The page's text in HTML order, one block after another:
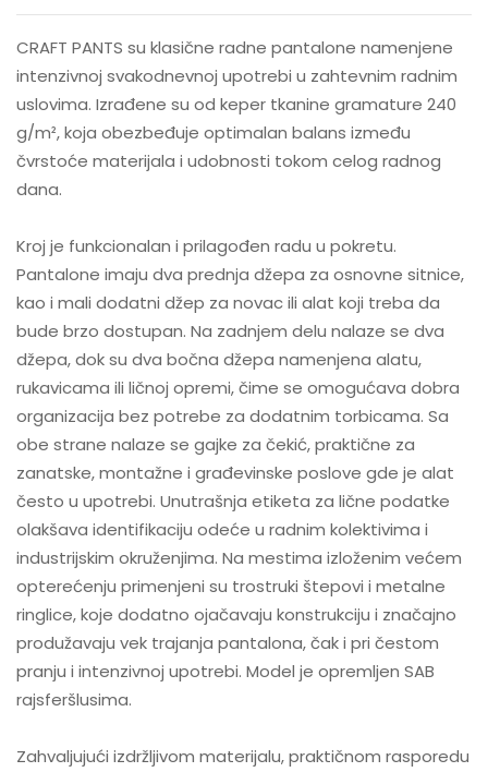
CRAFT PANTS su klasične radne pantalone namenjene
intenzivnoj svakodnevnoj upotrebi u zahtevnim radnim
uslovima. Izrađene su od keper tkanine gramature 240
g/m², koja obezbeđuje optimalan balans između
čvrstoće materijala i udobnosti tokom celog radnog
dana.
Kroj je funkcionalan i prilagođen radu u pokretu.
Pantalone imaju dva prednja džepa za osnovne sitnice,
kao i mali dodatni džep za novac ili alat koji treba da
bude brzo dostupan. Na zadnjem delu nalaze se dva
džepa, dok su dva bočna džepa namenjena alatu,
rukavicama ili ličnoj opremi, čime se omogućava dobra
organizacija bez potrebe za dodatnim torbicama. Sa
obe strane nalaze se gajke za čekić, praktične za
zanatske, montažne i građevinske poslove gde je alat
često u upotrebi. Unutrašnja etiketa za lične podatke
olakšava identifikaciju odeće u radnim kolektivima i
industrijskim okruženjima. Na mestima izloženim većem
opterećenju primenjeni su trostruki štepovi i metalne
ringlice, koje dodatno ojačavaju konstrukciju i značajno
produžavaju vek trajanja pantalona, čak i pri čestom
pranju i intenzivnoj upotrebi. Model je opremljen SAB
rajsferšlusima.
Zahvaljujući izdržljivom materijalu, praktičnom rasporedu